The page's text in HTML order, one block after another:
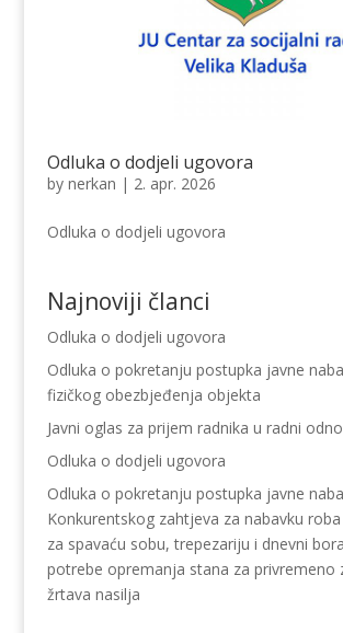
Odluka o dodjeli ugovora
by nerkan | 2. apr. 2026
Odluka o dodjeli ugovora
Najnoviji članci
Odluka o dodjeli ugovora
Odluka o pokretanju postupka javne
fizičkog obezbjeđenja objekta
Javni oglas za prijem radnika u radni
Odluka o dodjeli ugovora
Odluka o pokretanju postupka javne
Konkurentskog zahtjeva za nabavku
za spavaću sobu, trepezariju i dnevni
potrebe opremanja stana za privremeno
žrtava nasilja